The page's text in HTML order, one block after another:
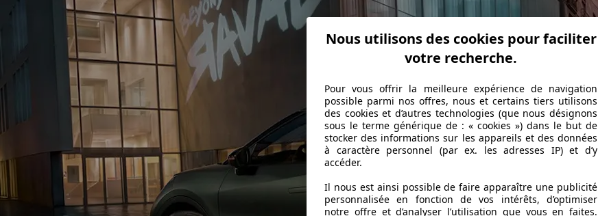
Nous utilisons des cookies pour faciliter
votre recherche.
Pour vous offrir la meilleure expérience de navigation
possible parmi nos offres, nous et certains tiers utilisons
des cookies et d’autres technologies (que nous désignons
sous le terme générique de : « cookies ») dans le but de
stocker des informations sur les appareils et des données
à caractère personnel (par ex. les adresses IP) et d’y
accéder.
Il nous est ainsi possible de faire apparaître une publicité
personnalisée en fonction de vos intérêts, d’optimiser
notre offre et d’analyser l’utilisation que vous en faites.